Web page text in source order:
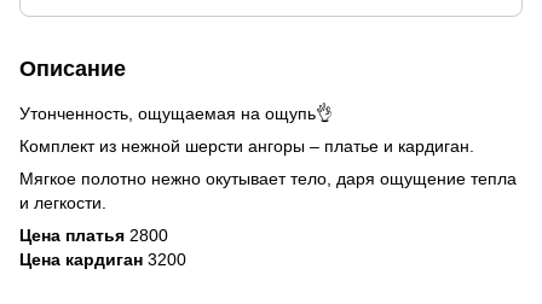
Описание
Утонченность, ощущаемая на ощупь👌
Комплект из нежной шерсти ангоры – платье и кардиган.
Мягкое полотно нежно окутывает тело, даря ощущение тепла
и легкости.
Цена платья 2800
Цена кардиган 3200